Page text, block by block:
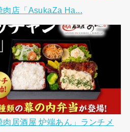
店「AsukaZa Ha...
居酒屋 炉端あん」ランチメ